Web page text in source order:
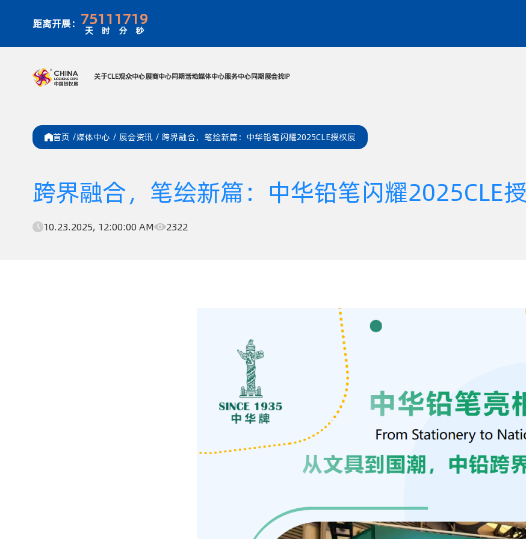
距离开展： 75
天
11
时
17
分
19
秒
首页 /媒体中心 / 展会资讯 / 跨界融合，笔绘新篇：中华铅笔闪耀2025CLE授权展
跨界融合，笔绘新篇：中华铅笔闪耀2025CLE
10.23.2025, 12:00:00 AM 2322